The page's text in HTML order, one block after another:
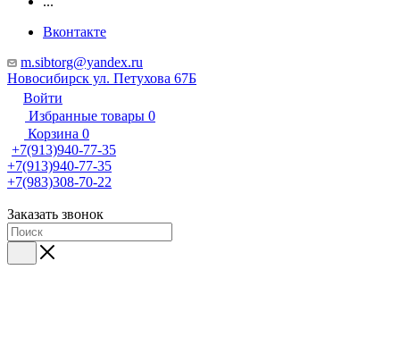
Вконтакте
m.sibtorg@yandex.ru
Новосибирск ул. Петухова 67Б
Войти
Избранные товары 0
Корзина 0
+7(913)940-77-35
+7(913)940-77-35
+7(983)308-70-22
Заказать звонок